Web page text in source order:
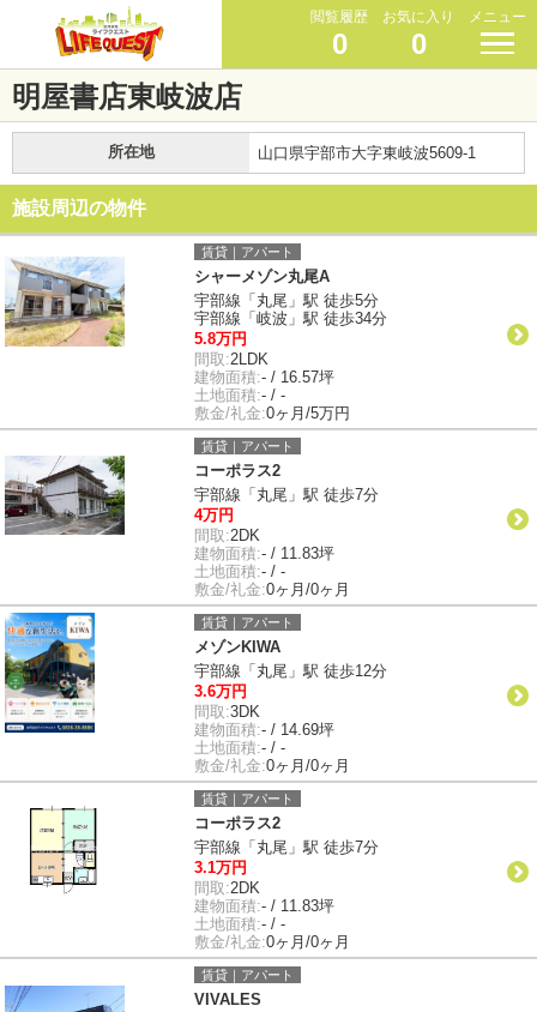
閲覧履歴
0
お気に入り
0
メニュー
明屋書店東岐波店
所在地 山口県宇部市大字東岐波5609-1
施設周辺の物件
賃貸｜アパート
シャーメゾン丸尾A
宇部線「丸尾」駅 徒歩5分
宇部線「岐波」駅 徒歩34分
5.8万円
間取:2LDK
建物面積:- / 16.57坪
土地面積:- / -
敷金/礼金:0ヶ月/5万円
賃貸｜アパート
コーポラス2
宇部線「丸尾」駅 徒歩7分
4万円
間取:2DK
建物面積:- / 11.83坪
土地面積:- / -
敷金/礼金:0ヶ月/0ヶ月
賃貸｜アパート
メゾンKIWA
宇部線「丸尾」駅 徒歩12分
3.6万円
間取:3DK
建物面積:- / 14.69坪
土地面積:- / -
敷金/礼金:0ヶ月/0ヶ月
賃貸｜アパート
コーポラス2
宇部線「丸尾」駅 徒歩7分
3.1万円
間取:2DK
建物面積:- / 11.83坪
土地面積:- / -
敷金/礼金:0ヶ月/0ヶ月
賃貸｜アパート
VIVALES